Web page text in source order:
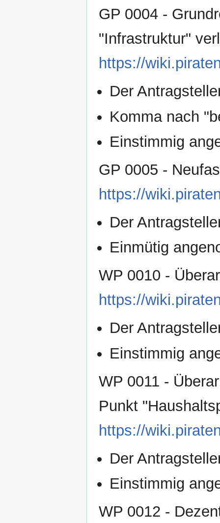
GP 0004 -
"Infrastruktur"
https://
Der
Komma nach
Einstimmig
GP 0005 -
https://
Der
Einmütig
WP 0010 -
https://
Der
Einstimmig
WP 0011 -
Punkt
https://
Der
Einstimmig
WP 0012 -